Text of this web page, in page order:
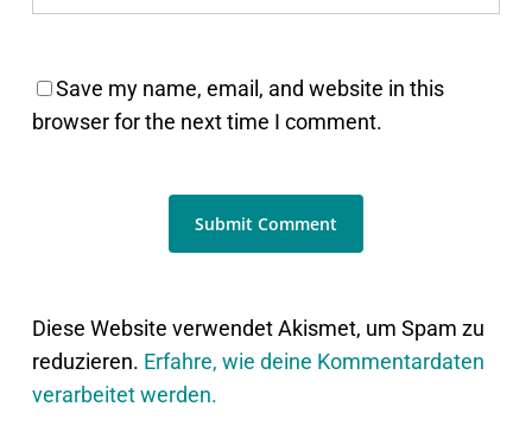
Save my name, email, and website in this
browser for the next time I comment.
Diese Website verwendet Akismet, um Spam zu
reduzieren. Erfahre, wie deine Kommentardaten
verarbeitet werden.